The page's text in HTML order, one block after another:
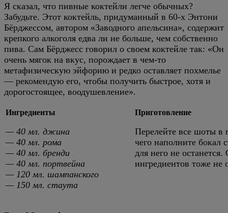
Я сказал, что пивные коктейли легче обычных?
Забудьте. Этот коктейль, придуманный в 60-х Энтони
Бёрджессом, автором «Заводного апельсина», содержит
крепкого алкоголя едва ли не больше, чем собственно
пива. Сам Бёрджесс говорил о своем коктейле так: «Он
очень мягок на вкус, порождает в чем-то
метафизическую эйфорию и редко оставляет похмелье
— рекомендую его, чтобы получить быстрое, хотя и
дорогостоящее, воодушевление».
Ингредиенты
— 40 мл. джина
— 40 мл. рома
— 40 мл. бренди
— 40 мл. портвейна
— 120 мл. шампанского
— 150 мл. стаута
Приготовление
Перелейте все шоты в
чего наполните бокал
для него не
ингредиентов тоже не